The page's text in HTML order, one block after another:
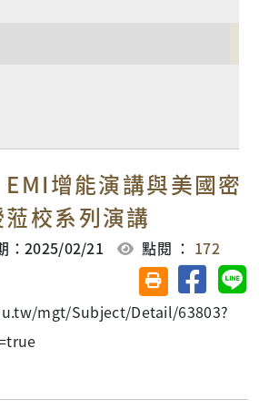
EMI增能演講與美國密
校系列演講
：2025/02/21 點閱 ： 172
友善列印(另開視
分享至
mgt/Subject/Detail/63803?